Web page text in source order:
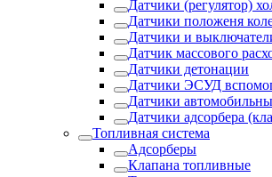
Датчики (регулятор)
Датчики положеня
Датчики и
Датчик массового
Датчики детонации
Датчики ЭСУД
Датчики
Датчики адсорбера
Топливная система
Адсорберы
Клапана топливные